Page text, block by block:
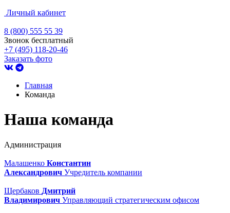
Личный кабинет
8 (800) 555 55 39
Звонок бесплатный
+7 (495) 118-20-46
Заказать фото
Главная
Команда
Наша команда
Администрация
Малашенко Константин
Александрович Учредитель компании
Щербаков Дмитрий
Владимирович Управляющий стратегическим офисом